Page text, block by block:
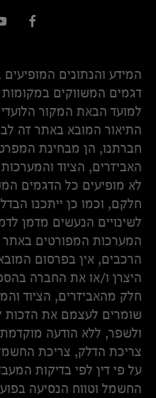
המידע והנתונים
דגמים המשווקים במקומות
למועד הבאת המקור
התיאור המובא באתר זה
חברתנו, הן מבחינת
האביזרים, הציוד
לא מופיעים כל הדגמים
חלקם, וכמו כן ייתכנו
לשינויים הנעשים מדמן
המערכות המפורטים
הרכבים, אין בפרסום
היצרן ו/או את החברה
חלק מהאביזרים, הציוד
שומרים לעצמם את הזכות
ולשפר, ללא הודעה מוקדמת
צריכת הדלק, צריכת
על פי דין לפי בדיקות
החשמל וטווח הנסיעה